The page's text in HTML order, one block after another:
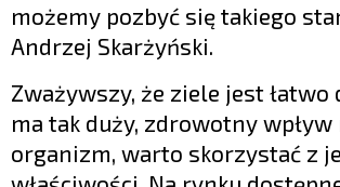
możemy pozbyć się takiego
Andrzej Skarżyński.
Zważywszy, że ziele jest łatwo
ma tak duży, zdrowotny wpływ
organizm, warto skorzystać z